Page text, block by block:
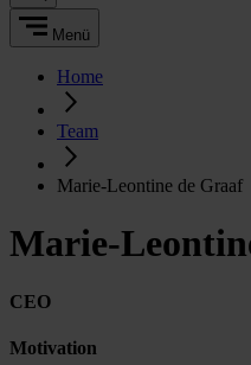
Menü
Home
Team
Marie-Leontine de Graaf
Marie-
CEO
Motivation